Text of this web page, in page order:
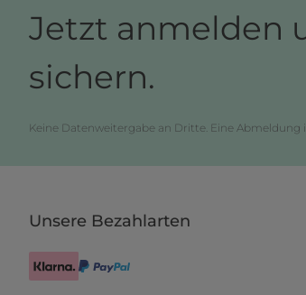
Jetzt anmelden
sichern.
Keine Datenweitergabe an Dritte. Eine
Unsere Bezahlarten